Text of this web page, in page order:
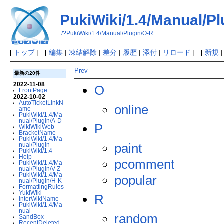
PukiWiki/1.4/Manual/
./?PukiWiki/1.4/Manual/Plugin/O-R
[ トップ] [ 編集| 凍結解除 | 差分| 履歴| 添付| リロード ] [ 新規
最新の20件
2022-11-08
FrontPage
2022-10-02
AutoTicketLinkN
ame
PukiWiki/1.4/Ma
nual/Plugin/A-D
WikiWikiWeb
BracketName
PukiWiki/1.4/Ma
nual/Plugin
PukiWiki/1.4
Help
PukiWiki/1.4/Ma
nual/Plugin/V-Z
PukiWiki/1.4/Ma
nual/Plugin/H-K
FormattingRules
YukiWiki
InterWikiName
PukiWiki/1.4/Ma
nual
SandBox
Prev
O
online
P
paint
pcomment
popular
R
random